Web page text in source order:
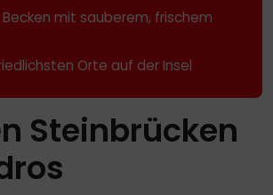
mit sauberem, frischem
Orte auf der Insel
Steinbrücken